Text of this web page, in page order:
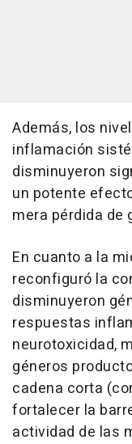
Además, los
inflamación
disminuyeron
un potente
mera pérdida de
En cuanto a la
reconfiguró la
disminuyeron
respuestas
neurotoxicidad,
géneros
cadena corta
fortalecer la
actividad de las